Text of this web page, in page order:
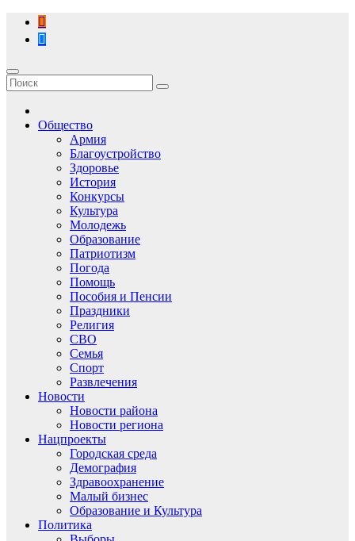
Перейти
содержимому
Общество
Армия
Благоустройство
Здоровье
История
Конкурсы
Культура
Молодежь
Образование
Патриотизм
Погода
Помощь
Пособия и Пенсии
Праздники
Религия
СВО
Семья
Спорт
Развлечения
Новости
Новости района
Новости региона
Нацпроекты
Городская среда
Демография
Здравоохранение
Малый бизнес
Образование и Культура
Политика